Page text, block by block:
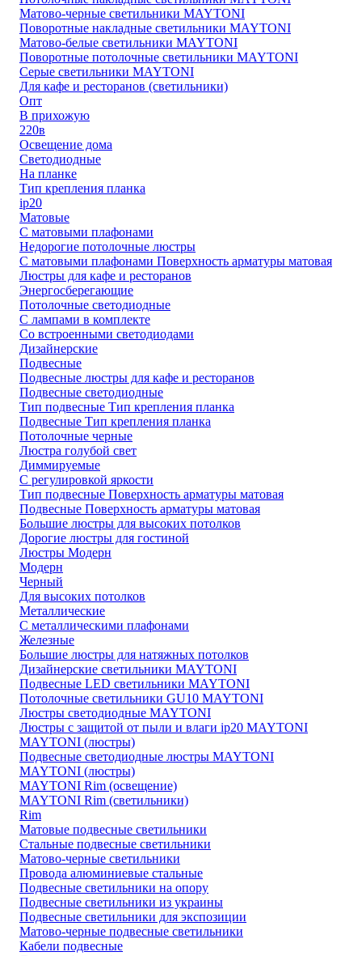
Матово-черные светильники MAYTONI
Поворотные накладные светильники MAYTONI
Матово-белые светильники MAYTONI
Поворотные потолочные светильники MAYTONI
Серые светильники MAYTONI
Для кафе и ресторанов (светильники)
Опт
В прихожую
220в
Освещение дома
Светодиодные
На планке
Тип крепления планка
ip20
Матовые
С матовыми плафонами
Недорогие потолочные люстры
С матовыми плафонами Поверхность арматуры матовая
Люстры для кафе и ресторанов
Энергосберегающие
Потолочные светодиодные
С лампами в комплекте
Со встроенными светодиодами
Дизайнерские
Подвесные
Подвесные люстры для кафе и ресторанов
Подвесные светодиодные
Тип подвесные Тип крепления планка
Подвесные Тип крепления планка
Потолочные черные
Люстра голубой свет
Диммируемые
С регулировкой яркости
Тип подвесные Поверхность арматуры матовая
Подвесные Поверхность арматуры матовая
Большие люстры для высоких потолков
Дорогие люстры для гостиной
Люстры Модерн
Модерн
Черный
Для высоких потолков
Металлические
С металлическими плафонами
Железные
Большие люстры для натяжных потолков
Дизайнерские светильники MAYTONI
Подвесные LED светильники MAYTONI
Потолочные светильники GU10 MAYTONI
Люстры светодиодные MAYTONI
Люстры с защитой от пыли и влаги ip20 MAYTONI
MAYTONI (люстры)
Подвесные светодиодные люстры MAYTONI
MAYTONI (люстры)
MAYTONI Rim (освещение)
MAYTONI Rim (светильники)
Rim
Матовые подвесные светильники
Стальные подвесные светильники
Матово-черные светильники
Провода алюминиевые стальные
Подвесные светильники на опору
Подвесные светильники из украины
Подвесные светильники для экспозиции
Матово-черные подвесные светильники
Кабели подвесные